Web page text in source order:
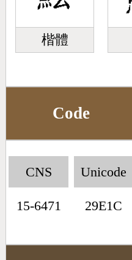
楷體
Code
CNS
15-6471
Unicode
29E1C